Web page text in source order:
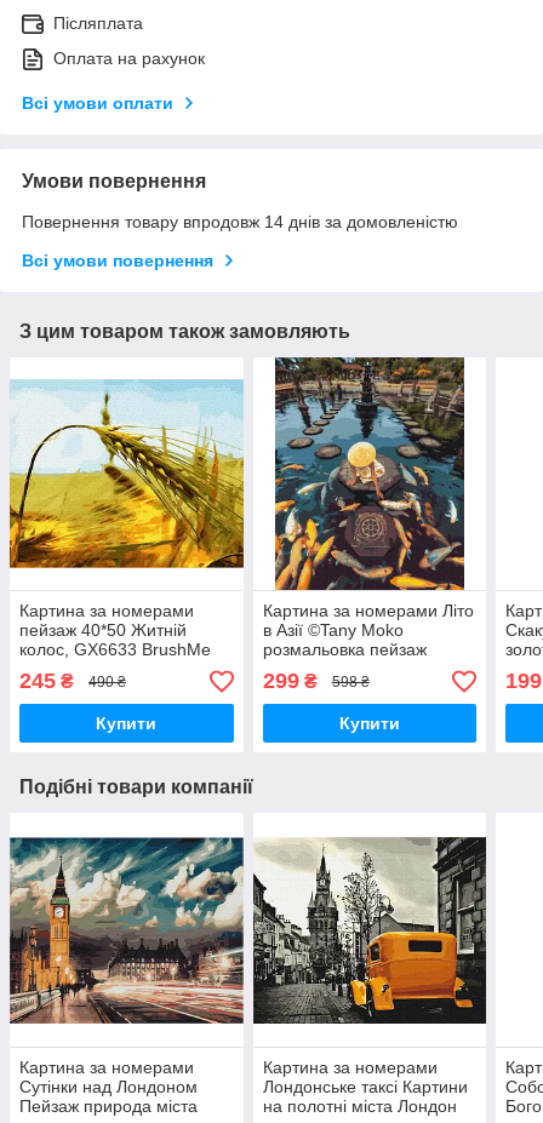
Післяплата
Оплата на рахунок
Всі умови оплати
Умови повернення
Повернення товару впродовж 14 днів за домовленістю
Всі умови повернення
З цим товаром також замовляють
Картина за номерами
пейзаж 40*50 Житній
колос, GX6633 BrushMe
Стандартні картини за
номерами
245 ₴ 490 ₴
Купити
Картина за номерами Літо
в Азії ©Tany Moko
розмальовка пейзаж
картина в цифрах
природа 40х50см
Brushme
299₴ 598 ₴
Купити
199
Подібні товари компанії
Картина за номерами
Сутінки над Лондоном
Пейзаж природа міста
Картина за номерами
Лондонське таксі Картини
на полотні міста Лондон